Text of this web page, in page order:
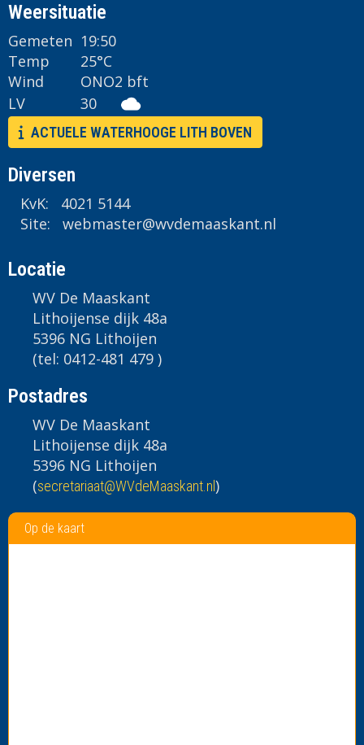
Weersituatie
Gemeten 19:50
Temp
25°C
Wind
ONO2 bft
LV
30
ACTUELE WATERHOOGE LITH BOVEN
Diversen
KvK: 4021 5144
Site: retsambew@wvdemaaskant.nl
Locatie
WV De Maaskant
Lithoijense dijk 48a
5396 NG Lithoijen
(tel: 0412-481 479 )
Postadres
WV De Maaskant
Lithoijense dijk 48a
5396 NG Lithoijen
(taairaterces@WVdeMaaskant.nl)
Op de kaart